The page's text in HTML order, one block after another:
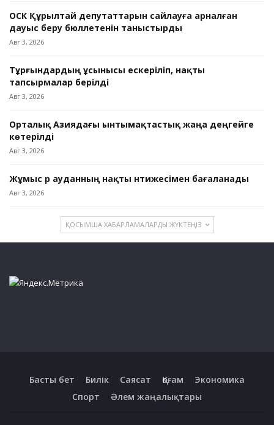
ОСК Құрылтай депутаттарын сайлауға арналған
дауыс беру бюллетенін таныстырды
Авг 3, 2026
Тұрғындардың ұсынысы ескеріліп, нақты
тапсырмалар берілді
Авг 3, 2026
Орталық Азиядағы ынтымақтастық жаңа деңгейге
көтерілді
Авг 3, 2026
Жұмыс әр ауданның нақты нәтижесімен бағаланады
Авг 3, 2026
ҚОСЫМША ХАБАРЛАМАЛАРДЫ ЖҮКТЕҢІЗ
Басты бет Билік Саясат Қоғам
Экономика
Спорт
Әлем жаңалықтары